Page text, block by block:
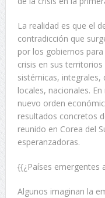
La realidad es que el
contradicción que
por los gobiernos
crisis en sus
sistémicas, integrales,
locales, nacionales.
nuevo orden
resultados concretos
reunido en Corea del
esperanzadoras.
{{¿Países emergentes
Algunos imaginan la